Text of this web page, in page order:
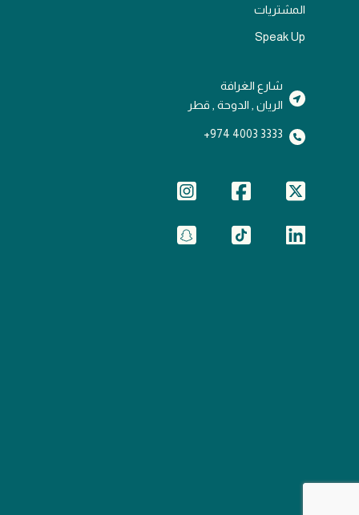
المشتريات
Speak Up
شارع الغرافة
الريان , الدوحة , قطر
3333 4003 974+